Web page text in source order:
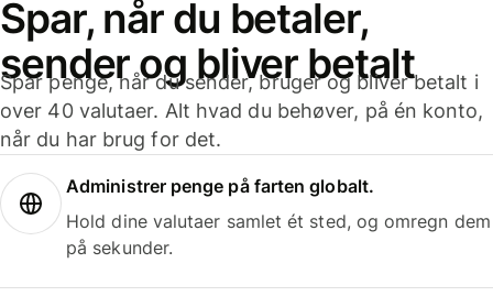
Spar, når du betaler,
sender og bliver betalt
Spar penge, når du sender, bruger og bliver betalt i
over 40 valutaer. Alt hvad du behøver, på én konto,
når du har brug for det.
Administrer penge på farten globalt.
Hold dine valutaer samlet ét sted, og omregn dem
på sekunder.